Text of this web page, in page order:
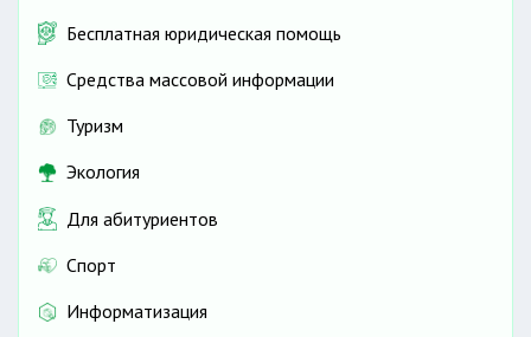
Бесплатная юридическая помощь
Средства массовой информации
Туризм
Экология
Для абитуриентов
Спорт
Информатизация